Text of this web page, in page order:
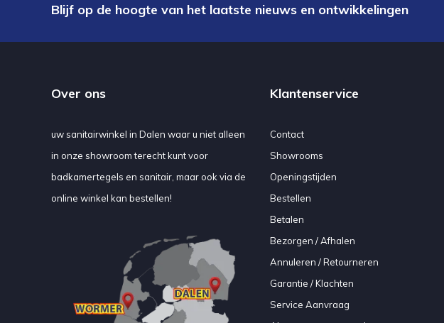
Blijf op de hoogte van het laatste nieuws en ontwikkelingen
Over ons
uw sanitairwinkel in Dalen waar u niet alleen
in onze showroom terecht kunt voor
badkamertegels en sanitair, maar ook via de
online winkel kan bestellen!
Klantenservice
Contact
Showrooms
Openingstijden
Bestellen
Betalen
Bezorgen / Afhalen
Annuleren / Retourneren
Garantie / Klachten
Service Aanvraag